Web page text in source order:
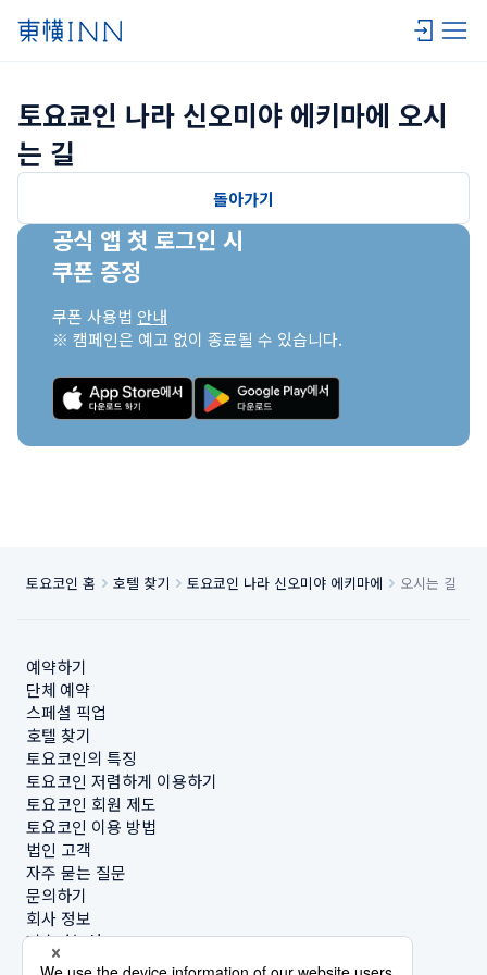
토요쿄인 나라 신오미야 에키마에 오시
는 길
돌아가기
공식 앱 첫 로그인 시
쿠폰 증정
쿠폰 사용법 안내
※ 캠페인은 예고 없이 종료될 수 있습니다.
토요코인 홈 호텔 찾기 토요쿄인 나라 신오미야 에키마에 오시는 길
예약하기
단체 예약
스페셜 픽업
호텔 찾기
토요코인의 특징
토요코인 저렴하게 이용하기
토요코인 회원 제도
토요코인 이용 방법
법인 고객
자주 묻는 질문
문의하기
회사 정보
지속가능성